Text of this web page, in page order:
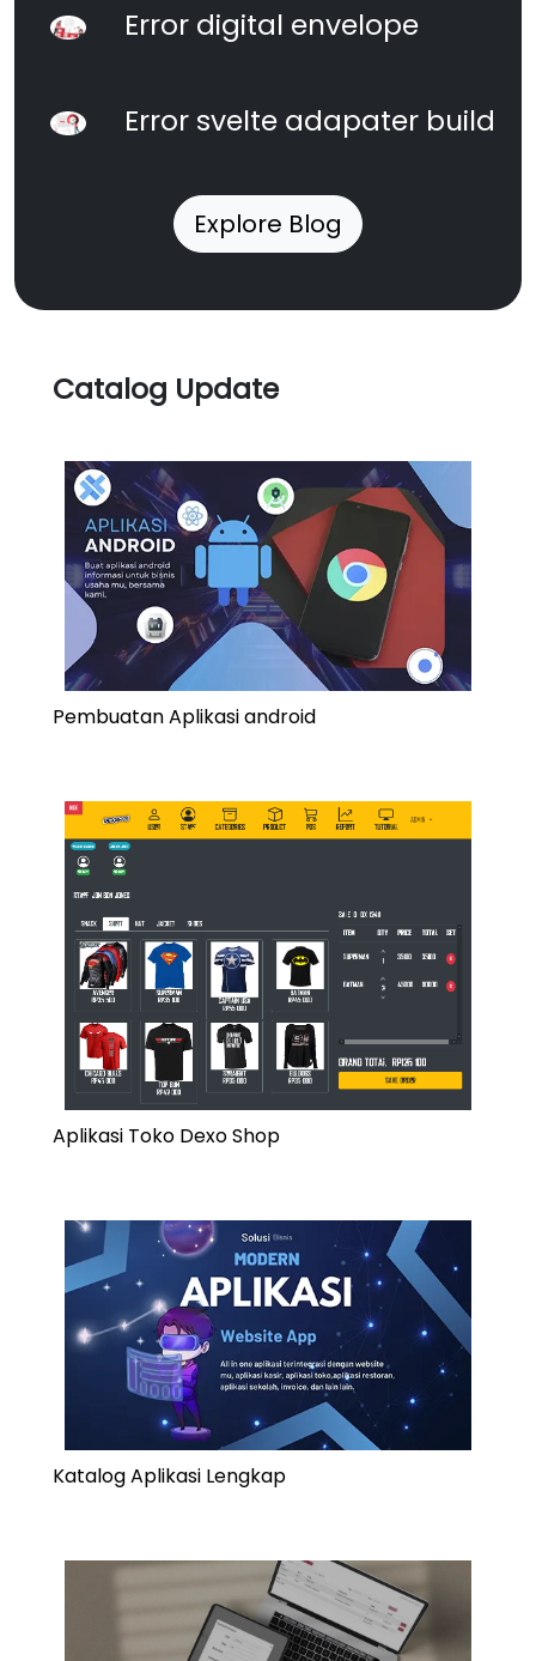
Error digital envelope
Error svelte adapater build
Explore Blog
Catalog Update
Pembuatan Aplikasi android
Aplikasi Toko Dexo Shop
Katalog Aplikasi Lengkap